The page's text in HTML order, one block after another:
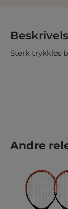
Sterk trykkløs
Hopp over
Andre